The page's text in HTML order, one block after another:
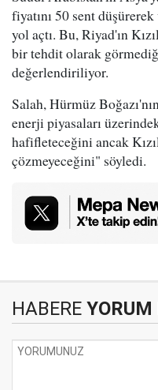
fiyatını 50 sent
yol açtı. Bu, Riyad'ın
bir tehdit olarak
değerlendiriliyor.
Salah, Hürmüz
enerji piyasaları
hafifleteceğini ancak
çözmeyeceğini" söyledi.
HABERE